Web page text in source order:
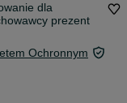
dla
prezent
Ochronnym